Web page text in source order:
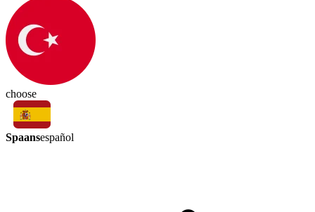
choose
Spaansespañol